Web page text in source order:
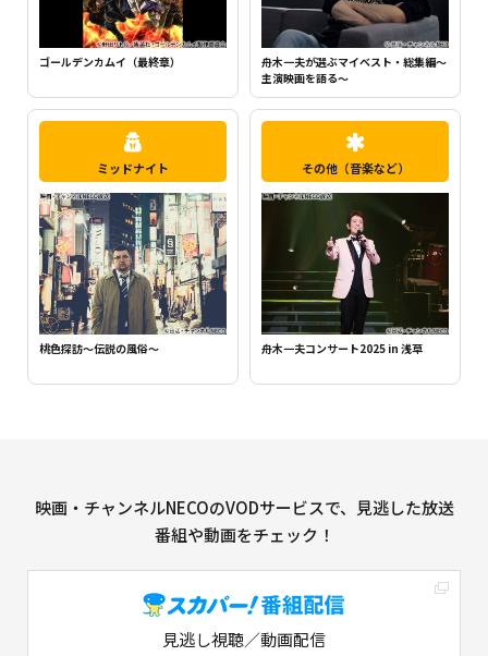
ちいかわ（シーズン1）（全120話）
舟木一夫が選ぶマイベスト・総集編～
主演映画を語る～
ミッドナイト
桃色探訪～伝説の風俗～
その他（音楽など）
舟木一夫コンサート2025 in 浅草
映画・チャンネルNECOのVODサービスで、見逃した放送
番組や動画をチェック！
見逃し視聴／動画配信